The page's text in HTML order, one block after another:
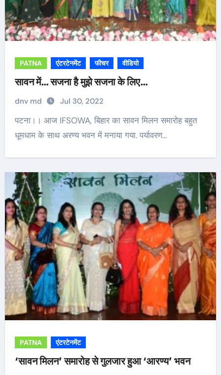
PATNA एंटरटेनमेंट फीचर वीडियो
सावन में… सजना है मुझे सजना के लिए…
dnv md Jul 30, 2022
पटना।। आज IFSOWA, बिहार का सावन मिलन समारोह बहुत
धूमधाम के साथ अरण्य भवन में मनाया गया. पर्यावरण…
PATNA एंटरटेनमेंट
‘सावन मिलन’ समारोह से गुलजार हुआ ‘आरण्य’ भवन